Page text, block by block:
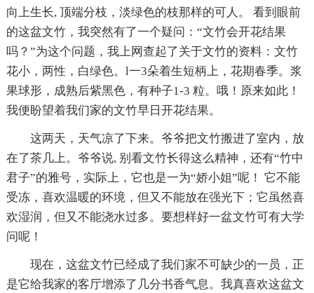
向上生长, 顶端分枝，淡绿色的枝那样的可人。 看到眼前
的这盆文竹，我突然有了一个疑问：“文竹会开花结果
吗？”为这个问题，我上网查起了关于文竹的资料：文竹
花小，两性，白绿色。l一3朵着生短柄上，花期春季。浆
果球形，成熟后紫黑色，有种子1-3 粒。哦！原来如此！
我便盼望着我们家的文竹早日开花结果。
这两天，天气凉了下来。爷爷把文竹搬进了室内，放
在了茶几上。爷爷说, 别看文竹长得这么精神，还有“竹中
君子”的雅号，实际上，它也是一为“娇小姐”呢！ 它不能
受冻，喜欢温暖的环境，但又不能放在强光下；它虽然喜
欢湿润，但又不能浇水过多。要想样好一盆文竹可有大学
问呢！
现在，这盆文竹已经成了我们家不可缺少的一员，正
是它给我家的客厅增添了几分书香气息。我真喜欢这盆文